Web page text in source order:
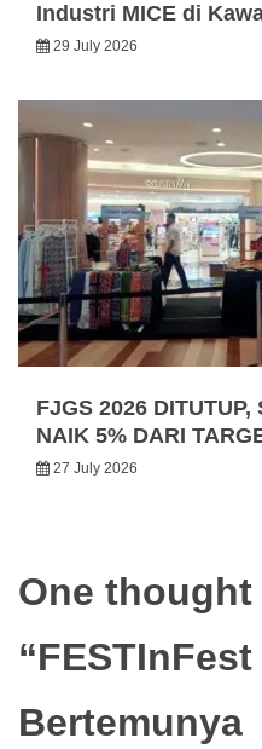
Industri MICE di
29 July 2026
FJGS 2026
NAIK 5% DARI
27 July 2026
One thought
“
Bertemunya